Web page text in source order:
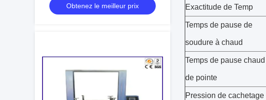
Obtenez le meilleur prix
Exactitude de Temp
Temps de pause de
soudure à chaud
Temps de pause chaud
de pointe
Pression de cachetage